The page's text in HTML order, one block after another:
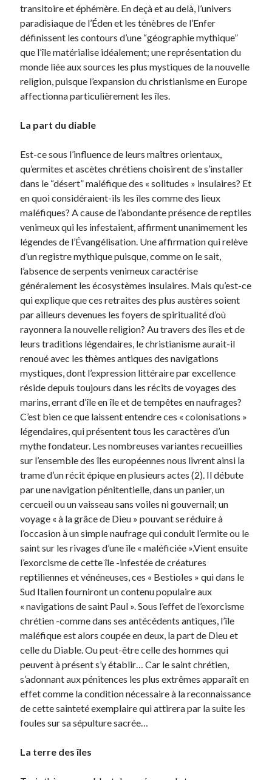
transitoire et éphémère. En deçà et au delà, l’univers
paradisiaque de l’Éden et les ténèbres de l’Enfer
définissent les contours d’une “géographie mythique”
que l’île matérialise idéalement; une représentation du
monde liée aux sources les plus mystiques de la nouvelle
religion, puisque l’expansion du christianisme en Europe
affectionna particulièrement les îles.
La part du diable
Est-ce sous l’influence de leurs maîtres orientaux,
qu’ermites et ascètes chrétiens choisirent de s’installer
dans le “désert” maléfique des « solitudes » insulaires? Et
en quoi considéraient-ils les îles comme des lieux
maléfiques? A cause de l’abondante présence de reptiles
venimeux qui les infestaient, affirment unanimement les
légendes de l’Évangélisation. Une affirmation qui relève
d’un registre mythique puisque, comme on le sait,
l’absence de serpents venimeux caractérise
généralement les écosystèmes insulaires. Mais qu’est-ce
qui explique que ces retraites des plus austères soient
par ailleurs devenues les foyers de spiritualité d’où
rayonnera la nouvelle religion? Au travers des îles et de
leurs traditions légendaires, le christianisme aurait-il
renoué avec les thèmes antiques des navigations
mystiques, dont l’expression littéraire par excellence
réside depuis toujours dans les récits de voyages des
marins, errant d’île en île et de tempêtes en naufrages?
C’est bien ce que laissent entendre ces « colonisations »
légendaires, qui présentent tous les caractères d’un
mythe fondateur. Les nombreuses variantes recueillies
sur l’ensemble des îles européennes nous livrent ainsi la
trame d’un récit épique en plusieurs actes (2). Il débute
par une navigation pénitentielle, dans un panier, un
cercueil ou un vaisseau sans voiles ni gouvernail; un
voyage « à la grâce de Dieu » pouvant se réduire à
l’occasion à un simple naufrage qui conduit l’ermite ou le
saint sur les rivages d’une île « maléficiée ».Vient ensuite
l’exorcisme de cette île -infestée de créatures
reptiliennes et vénéneuses, ces « Bestioles » qui dans le
Sud Italien fourniront un contenu populaire aux
« navigations de saint Paul ». Sous l’effet de l’exorcisme
chrétien -comme dans ses antécédents antiques, l’île
maléfique est alors coupée en deux, la part de Dieu et
celle du Diable. Ou peut-être celle des hommes qui
peuvent à présent s’y établir… Car le saint chrétien,
s’adonnant aux pénitences les plus extrêmes apparaît en
effet comme la condition nécessaire à la reconnaissance
de cette sainteté exemplaire qui attirera par la suite les
foules sur sa sépulture sacrée…
La terre des îles